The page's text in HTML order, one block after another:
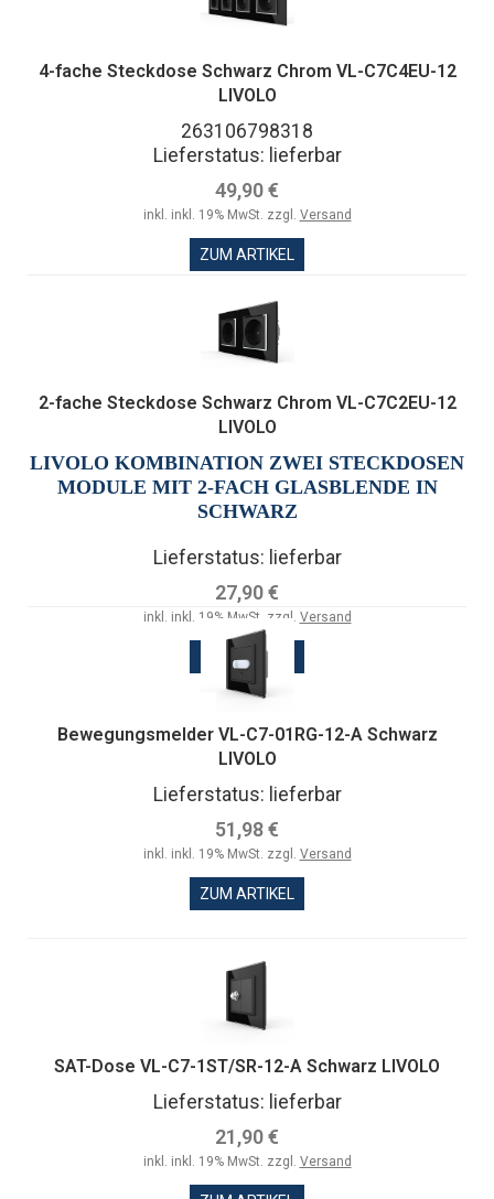
4-fache Steckdose Schwarz Chrom VL-C7C4EU-12
LIVOLO
263106798318
Lieferstatus: lieferbar
49,90 €
inkl. inkl. 19% MwSt. zzgl. Versand
ZUM ARTIKEL
2-fache Steckdose Schwarz Chrom VL-C7C2EU-12
LIVOLO
LIVOLO KOMBINATION ZWEI STECKDOSEN
MODULE MIT 2-FACH GLASBLENDE IN
SCHWARZ
Lieferstatus: lieferbar
27,90 €
inkl. inkl. 19% MwSt. zzgl. Versand
ZUM ARTIKEL
Bewegungsmelder VL-C7-01RG-12-A Schwarz
LIVOLO
Lieferstatus: lieferbar
51,98 €
inkl. inkl. 19% MwSt. zzgl. Versand
ZUM ARTIKEL
SAT-Dose VL-C7-1ST/SR-12-A Schwarz LIVOLO
Lieferstatus: lieferbar
21,90 €
inkl. inkl. 19% MwSt. zzgl. Versand